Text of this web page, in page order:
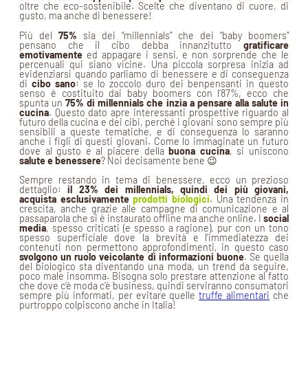
oltre che eco-sostenibile. Scelte che diventano di cuore, di
gusto, ma anche di benessere!
Più del 75% sia dei “millennials” che dei “baby boomers”
pensano che il cibo debba innanzitutto gratificare
emotivamente ed appagare i sensi, e non sorprende che le
percenuali qui siano vicine. Una piccola sorpresa inizia ad
evidenziarsi quando parliamo di benessere e di conseguenza
di cibo sano: se lo zoccolo duro dei benpensanti in questo
senso è costituito dai baby boomers con l’87%, ecco che
spunta un75% di millennials che inzia a pensare alla salute in
cucina. Questo dato apre interessanti prospettive riguardo al
futuro della cucina e dei cibi, perché i giovani sono sempre più
sensibili a queste tematiche, e di conseguenza lo saranno
anche i figli di questi giovani. Come lo immaginate un futuro
dove al gusto e al piacere dellabuona cucina, si uniscono
salute e benessere? Noi decisamente bene 😉
Sempre restando in tema di benessere, ecco un prezioso
dettaglio:il 23% dei millennials, quindi dei più giovani,
acquista esclusivamenteprodotti biologici. Una tendenza in
crescita, anche grazie alle campagne di comunicazione e al
passaparola che si è instaurato offline ma anche online. I social
media, spesso criticati (e spesso a ragione), pur con un tono
spesso superficiale dove la brevità e l’immediatezza dei
contenuti non permettono approfondimenti, in questo caso
svolgono un ruolo veicolante di informazioni buone. Se quella
del biologico sta diventando una moda, un trend da seguire,
poco male insomma. Bisogna solo prestare attenzione al fatto
che dove c’è moda c’è business, quindi serviranno consumatori
sempre più informati, per evitare quelletruffe alimentari che
purtroppo colpiscono anche in Italia!